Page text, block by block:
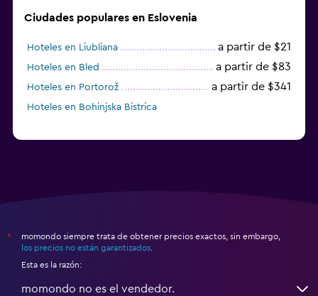
Ciudades populares en Eslovenia
Hoteles en Liubliana a partir de $21
Hoteles en Bled a partir de $83
Hoteles en Portorož a partir de $341
Hoteles en Bohinjska Bistrica
*
momondo siempre trata de obtener precios exactos, sin embargo,
los precios no están garantizados
Esta es la razón:
momondo no es el vendedor.